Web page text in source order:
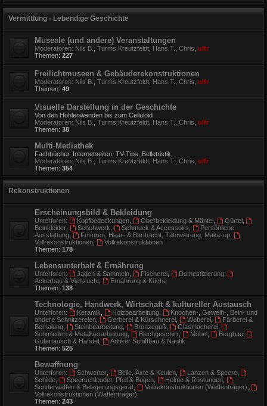
Vermittlung - Lebendige Geschichte
Museale (und andere) Veranstaltungen
Moderatoren: Nils B. Turms Kreutzfeldt Hans T. Chris ulfr
Themen: 227
Freilichtmuseen & Gebäuderekonstruktionen
Moderatoren: Nils B. Turms Kreutzfeldt Hans T. Chris ulfr
Themen: 49
Visuelle Darstellung in der Geschichte
Von den Höhlenwänden bis zum Celluloid
Moderatoren: Nils B. Turms Kreutzfeldt Hans T. Chris ulfr
Themen: 38
Multi-Mediathek
Fachbücher, Internetseiten, TV-Tips, Belletristik
Moderatoren: Nils B. Turms Kreutzfeldt Hans T. Chris ulfr
Themen: 354
Rekonstruktionen
Erscheinungsbild & Bekleidung
Unterforen: Kopfbedeckungen, Oberbekleidung & Mäntel Gürtel
Beinkleider
Schuhwerk Schmuck & Accessoirs
Persönliche
Ausstattung
Frisuren, Haar- & Barttracht, Tätowierung, Make-up,
Vollrekonstruktionen
Vollrekonstruktionen
Themen: 178
Lebensunterhalt & Ernährung
Unterforen: Jagen & Sammeln, Fischerei, Domestizierung,
Ackerbau & Viehzucht
Ernährung & Küche
Themen: 138
Technologie, Handwerk, Wirtschaft & kultureller Austausch
Unterforen: Keramik Holzbearbeitung,
Knochen-, Geweih-, Bein- und
andere Schnitzereien
Gerberei & Kürschnerei, Weberei,
Färberei &
Bemalung
Steinbearbeitung, Bronzeguß Glasmacherei,
Schmieden & Metallverarbeitung
Blechgeschirr, Möbel Bergbau,
Gütertausch & Handel
Antiker Schiffbau & Nautik
Themen: 525
Bewaffnung
Unterforen: Schwerter, Beile, Äxte & Keulen, Lanzen & Speere,
Schilde
Speerschleuder, Pfeil & Bogen, Helme & Rüstungen,
Sonderwaffen & Belagerungsgerät
Vollrekonstruktionen (Waffenträger)
Vollrekonstruktionen (Waffenträger)
Themen: 243